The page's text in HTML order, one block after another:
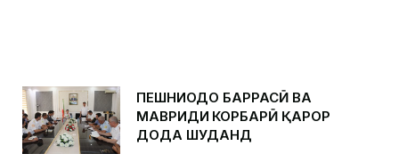
ПЕШНИҲОДҲО БАРРАСӢ ВА
МАВРИДИ КОРБАРӢ ҚАРОР
ДОДА ШУДАНД